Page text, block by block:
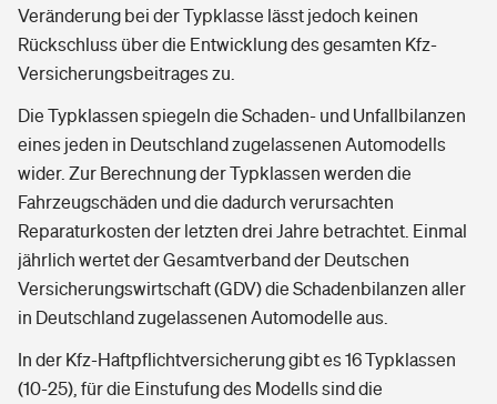
Veränderung bei der Typklasse lässt jedoch keinen
Rückschluss über die Entwicklung des gesamten Kfz-
Versicherungsbeitrages zu.
Die Typklassen spiegeln die Schaden- und Unfallbilanzen
eines jeden in Deutschland zugelassenen Automodells
wider. Zur Berechnung der Typklassen werden die
Fahrzeugschäden und die dadurch verursachten
Reparaturkosten der letzten drei Jahre betrachtet. Einmal
jährlich wertet der Gesamtverband der Deutschen
Versicherungswirtschaft (GDV) die Schadenbilanzen aller
in Deutschland zugelassenen Automodelle aus.
In der Kfz-Haftpflichtversicherung gibt es 16 Typklassen
(10-25), für die Einstufung des Modells sind die